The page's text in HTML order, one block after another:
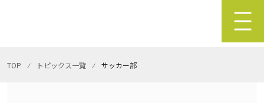
TOP ⁄ トピックス一覧 ⁄ サッカー部